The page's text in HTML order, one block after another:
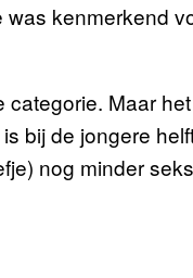
kenmerkend
Maar
bij de jongere
nog minder